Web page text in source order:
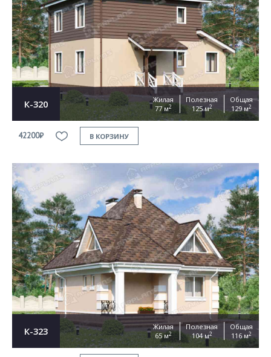
К-320
Жилая
77 м2
Полезная
125 м2
Общая
129 м2
42200₽ В КОРЗИНУ
К-323
Жилая
65 м2
Полезная
104 м2
Общая
116 м2